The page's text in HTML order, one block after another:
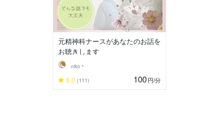
元精神科ナースがあなたのお話を
お聴きします
niko＊
5.0 (111) 100円/分